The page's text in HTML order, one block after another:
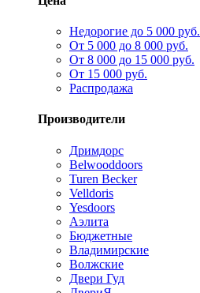
Недорогие до 5 000 руб.
От 5 000 до 8 000 руб.
От 8 000 до 15 000 руб.
От 15 000 руб.
Распродажа
Производители
Дримдорс
Belwooddoors
Turen Becker
Velldoris
Yesdoors
Аэлита
Бюджетные
Владимирские
Волжские
Двери Гуд